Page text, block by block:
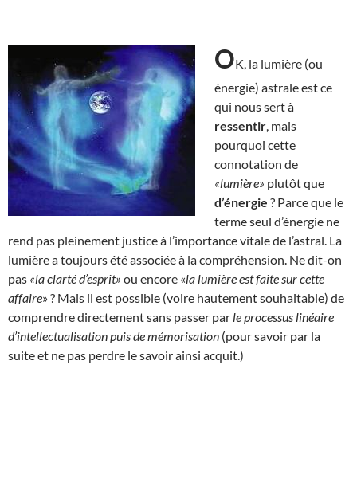
OK, la lumière (ou
énergie) astrale est ce
qui nous sert à
ressentir , mais
pourquoi cette
connotation de
«lumière» plutôt que
d’énergie ? Parce que le
terme seul d’énergie ne
rend pas pleinement justice à l’importance vitale de l’astral. La
lumière a toujours été associée à la compréhension. Ne dit-on
pas «la clarté d’esprit» ou encore «la lumière est faite sur cette
affaire» ? Mais il est possible (voire hautement souhaitable) de
comprendre directement sans passer par le processus linéaire
d’intellectualisation puis de mémorisation (pour savoir par la
suite et ne pas perdre le savoir ainsi acquit.)